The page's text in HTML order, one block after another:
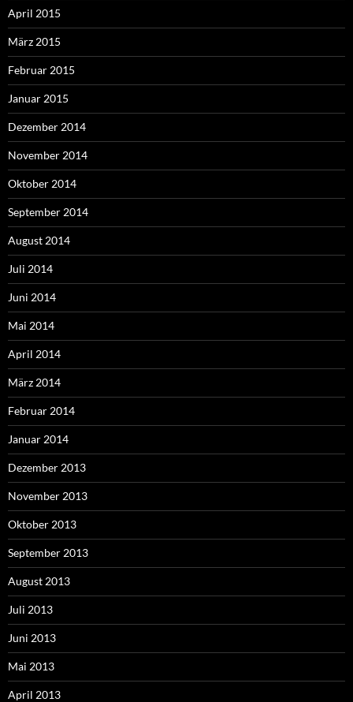
April 2015
März 2015
Februar 2015
Januar 2015
Dezember 2014
November 2014
Oktober 2014
September 2014
August 2014
Juli 2014
Juni 2014
Mai 2014
April 2014
März 2014
Februar 2014
Januar 2014
Dezember 2013
November 2013
Oktober 2013
September 2013
August 2013
Juli 2013
Juni 2013
Mai 2013
April 2013